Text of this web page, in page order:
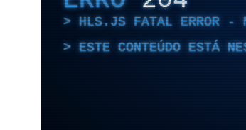
HLS.JS FATAL ERROR -
ESTE CONTEÚDO ESTÁ